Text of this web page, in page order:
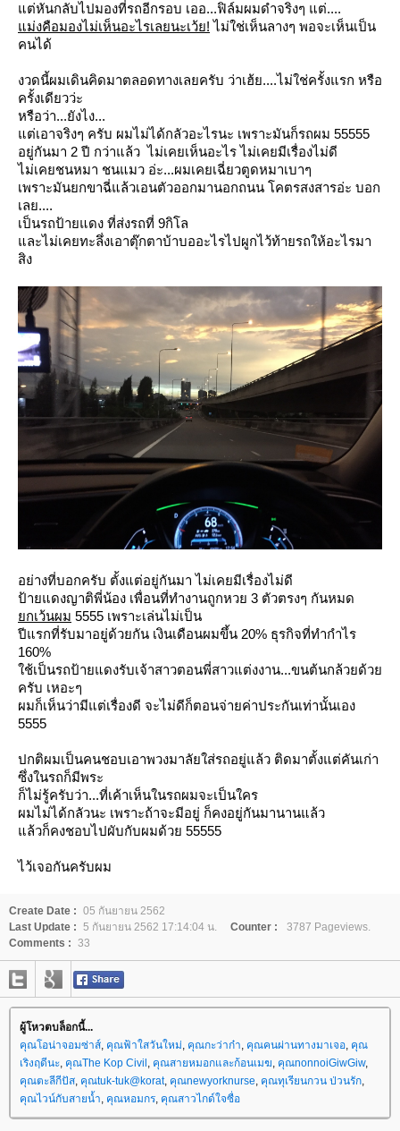
ต่หันกลับไปมองที่รถอีกรอบ เออ...ฟิล์มผมดำจริงๆ แต่....
ม่งคือมองไม่เห็นอะไรเลยนะเว้ย! ไม่ใช่เห็นลางๆ พอจะเห็นเป็น
คนได้
งวดนี้ผมเดินคิดมาตลอดทางเลยครับ ว่าเฮ้ย....ไม่ใช่ครั้งแรก หรือ
ครั้งเดียวว่ะ
หรือว่า...ยังไง...
ต่เอาจริงๆ ครับ ผมไม่ได้กลัวอะไรนะ เพราะมันก็รถผม 55555
อยู่กันมา 2 ปี กว่าแล้ว ไม่เคยเห็นอะไร ไม่เคยมีเรื่องไม่ดี
ไม่เคยชนหมา ชนแมว อ่ะ...ผมเคยเฉี่ยวตูดหมาเบาๆ
เพราะมันยกขาฉี่แล้วเอนตัวออกมานอกถนน โคตรสงสารอ่ะ บอก
เลย....
เป็นรถป้ายแดง ที่ส่งรถที่ 9กิโล
ละไม่เคยทะลึ่งเอาตุ๊กตาบ้าบออะไรไปผูกไว้ท้ายรถให้อะไรมา
สิง
อย่างที่บอกครับ ตั้งแต่อยู่กันมา ไม่เคยมีเรื่องไม่ดี
ป้ายแดงญาติพี่น้อง เพื่อนที่ทำงานถูกหวย 3 ตัวตรงๆ กันหมด
กเว้นผม 5555 เพราะเล่นไม่เป็น
ปีแรกที่รับมาอยู่ด้วยกัน เงินเดือนผมขึ้น 20% ธุรกิจที่ทำกำไร
160%
ช้เป็นรถป้ายแดงรับเจ้าสาวตอนพี่สาวแต่งงาน...ขนต้นกล้วยด้ว
ครับ เหอะๆ
ผมก็เห็นว่ามีแต่เรื่องดี จะไม่ดีก็ตอนจ่ายค่าประกันเท่านั้นเอง
5555
ปกติผมเป็นคนชอบเอาพวงมาลัยใส่รถอยู่แล้ว ติดมาตั้งแต่คันเก่า
ซึ่งในรถก็มีพระ
ก็ไม่รู้ครับว่า...ที่เค้าเห็นในรถผมจะเป็นใคร
ผมไม่ได้กลัวนะ เพราะถ้าจะมีอยู่ ก็คงอยู่กันมานานแล้ว
ล้วก็คงชอบไปผับกับผมด้วย 55555
ไว้เจอกันครับผม
Create Date : 05 กันยายน 2562
Last Update : 5 กันยายน 2562 17:14:04 น. Counter :
3787 Pageviews.
Comments : 33
ผู้โหวตบล็อกนี้...
คุณโอน่าจอมซ่าส์, คุณฟ้าใสวันใหม่, คุณกะว่าก๋า, คุณคนผ่านทางมาเจอ, คุณ
เริงฤดีนะ, คุณThe Kop Civil , คุณสายหมอกและก้อนเมฆ, คุณnonnoiGiwGiw,
คุณตะลีกีปัส, คุณtuk-tuk@korat, คุณnewyorknurse, คุณทุเรียนกวน ป่วนรัก,
คุณไวน์กับสายน้ำ, คุณหอมกร, คุณสาวไกด์ใจซื่อ